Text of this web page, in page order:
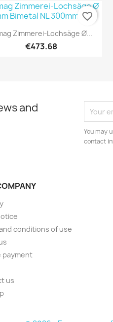
Quick view
Zimmerei-Lochsäge Ø...
€473.68
favorite_border
and
You may
contact
conditions of use
payment
us